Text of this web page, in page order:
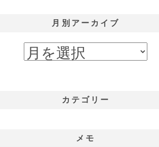
月別アーカイブ
カテゴリー
メモ